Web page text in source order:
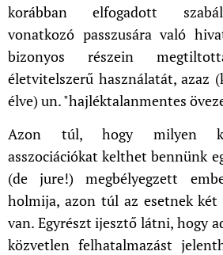
korábban elfogadott
vonatkozó passzusára való
bizonyos részein
életvitelszerű használatát, azaz
élve) un. "hajléktalanmentes
Azon túl, hogy milyen
asszociációkat kelthet bennünk
(de jure!) megbélyegzett
holmija, azon túl az esetnek két
van. Egyrészt ijesztő látni, hogy
közvetlen felhatalmazást